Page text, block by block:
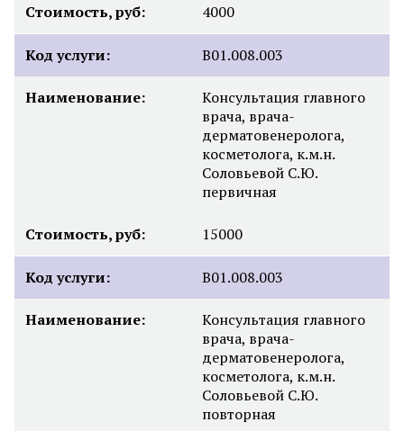
Стоимость, руб: 4000
Код услуги: B01.008.003
Наименование:
Консультация главного
врача, врача-
дерматовенеролога,
косметолога, к.м.н.
Соловьевой С.Ю.
первичная
Стоимость, руб: 15000
Код услуги: B01.008.003
Наименование:
Консультация главного
врача, врача-
дерматовенеролога,
косметолога, к.м.н.
Соловьевой С.Ю.
повторная